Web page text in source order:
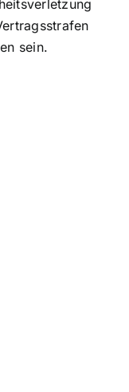
sein.